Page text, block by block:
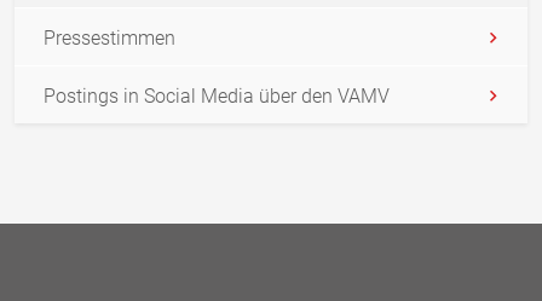
Pressestimmen
Postings in Social Media über den VAMV